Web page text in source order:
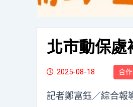
北市動保
2025-08-18 合
記者鄭富鈺／綜合報